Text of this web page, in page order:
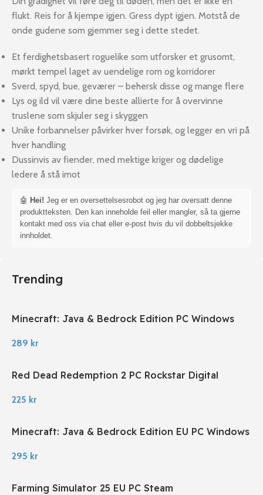
flukt. Reis for å kjempe igjen. Gress dypt igjen. Motstå de
onde gudene som gjemmer seg i dette stedet.
Et ferdighetsbasert roguelike som utforsker et grusomt,
mørkt tempel laget av uendelige rom og korridorer
Sverd, spyd, bue, geværer – behersk disse og mange flere
Lys og ild vil være dine beste allierte for å overvinne
truslene som skjuler seg i skyggen
Unike forbannelser påvirker hver forsøk, og legger en vri på
hver handling
Dussinvis av fiender, med mektige kriger og dødelige
ledere å stå imot
🤖 Hei! Jeg er en oversettelsesrobot og jeg har oversatt denne
produktteksten. Den kan inneholde feil eller mangler, så ta gjerne
kontakt med oss via chat eller e-post hvis du vil dobbeltsjekke
innholdet.
Trending
Minecraft: Java & Bedrock Edition PC Windows
289 kr
Red Dead Redemption 2 PC Rockstar Digital
225 kr
Minecraft: Java & Bedrock Edition EU PC Windows
295 kr
Farming Simulator 25 EU PC Steam